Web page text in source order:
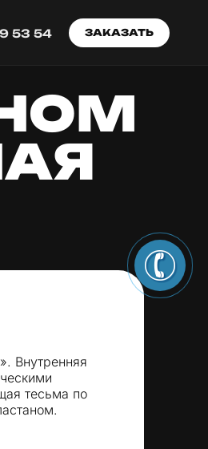
53 54 ЗАКАЗАТЬ
Внутренняя
тесьма по